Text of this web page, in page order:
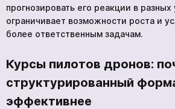
прогнозировать его реакции в разных
ограничивает возможности роста и
более ответственным задачам.
Курсы пилотов дронов:
структурированный
эффективнее
нескольких
+380 96 909 5032